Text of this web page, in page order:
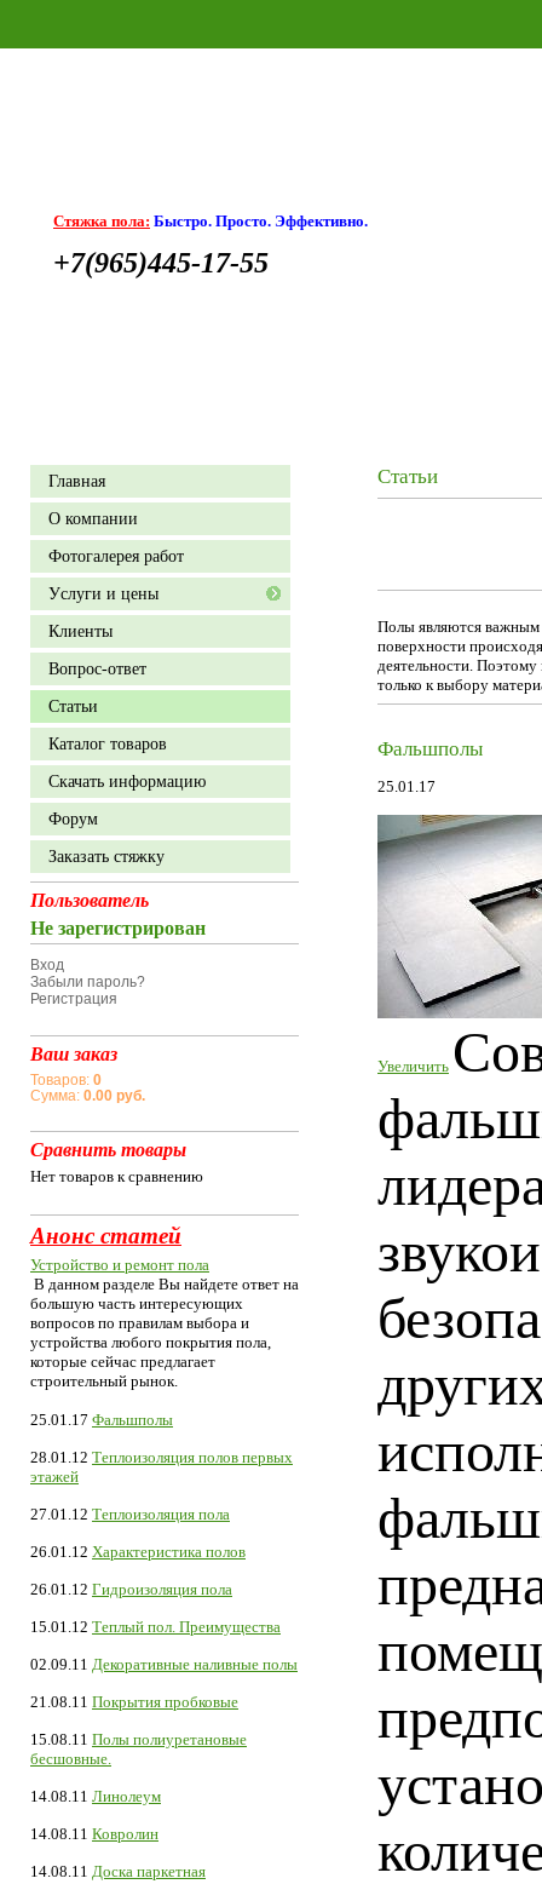
Стяжка пола: Быстро. Просто. Эффективно.
+7(965)445-17-55
Главная
О компании
Фотогалерея работ
Уcлуги и цены
Клиенты
Вопрос-ответ
Статьи
Каталог товаров
Скачать информацию
Форум
Заказать стяжку
Пользователь
Не зарегистрирован
Вход
Забыли пароль?
Регистрация
Ваш заказ
Товаров: 0
Сумма: 0.00 руб.
Сравнить товары
Нет товаров к сравнению
Анонс статей
Устройство и ремонт пола
В данном разделе Вы найдете ответ на
большую часть интересующих
вопросов по правилам выбора и
устройства любого покрытия пола,
которые сейчас предлагает
строительный рынок.
25.01.17 Фальшполы
28.01.12 Теплоизоляция полов первых
этажей
27.01.12 Теплоизоляция пола
26.01.12 Характеристика полов
26.01.12 Гидроизоляция пола
15.01.12 Теплый пол. Преимущества
02.09.11 Декоративные наливные полы
21.08.11 Покрытия пробковые
15.08.11 Полы полиуретановые
бесшовные.
14.08.11 Линолеум
14.08.11 Ковролин
14.08.11 Доска паркетная
Статьи
Полы являются важным
поверхности
деятельности.
только к выбору
Фальшполы
25.01.17
Увеличить